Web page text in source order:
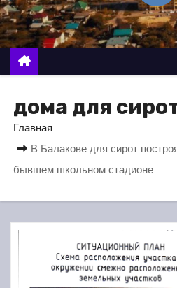
о
м
у
дома для
Главная
В Балакове для сирот
бывшем школьном стадионе